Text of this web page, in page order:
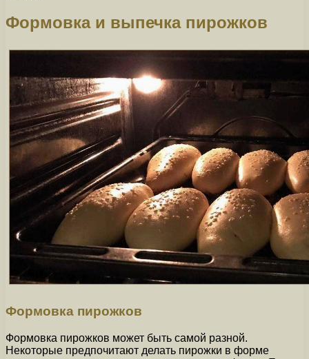
Формовка и выпечка пирожков
Формовка пирожков
Формовка пирожков может быть самой разной.
Некоторые предпочитают делать пирожки в форме